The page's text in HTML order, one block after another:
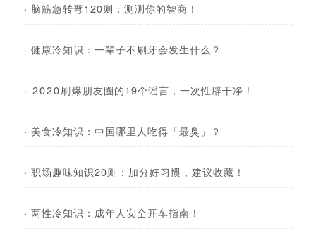
· 脑筋急转弯120则：测测你的智商！
· 健康冷知识：一辈子不刷牙会发生什么？
· 2020刷爆朋友圈的19个谣言，一次性辟干净！
· 美食冷知识：中国哪里人吃得「最臭」？
· 职场趣味知识20则：加分好习惯，建议收藏！
· 两性冷知识：成年人安全开车指南！